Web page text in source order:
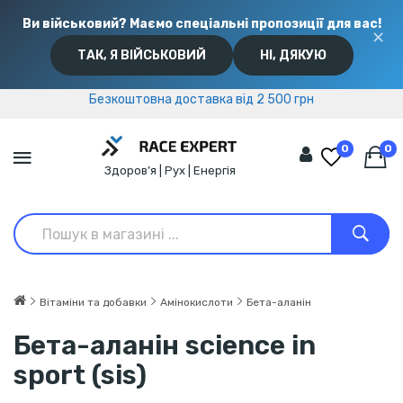
Ви військовий? Маємо спеціальні пропозиції для вас!
ТАК, Я ВІЙСЬКОВИЙ НІ, ДЯКУЮ
✕
Безкоштовна доставка від 2 500 грн
Безкоштовна доставка від 2 500 грн
Здоров’я | Рух | Енергія
0 0
Вітаміни та добавки Амінокислоти Бета-аланін
Бета-аланін science in
sport (sis)